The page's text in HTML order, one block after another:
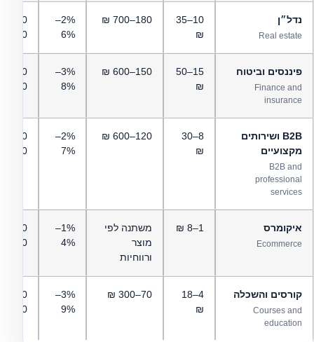
נדל״ן
Real estate
10–35
₪
180–700 ₪
2%–
6%
₪
פיננסים וביטוח
Finance and
insurance
15–50
₪
150–600 ₪
3%–
8%
₪
B2B ושירותים
מקצועיים
B2B and
professional
services
8–30
₪
120–600 ₪
2%–
7%
₪
איקומרס
Ecommerce
1–8 ₪
משתנה לפי
מוצר
ורווחיות
1%–
4%
₪
קורסים והשכלה
Courses and
education
4–18
₪
70–300 ₪
3%–
9%
₪